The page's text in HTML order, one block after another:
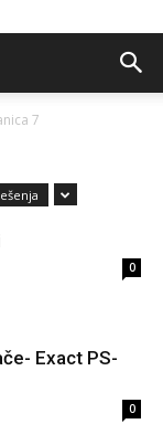
7
0
Exact PS-
0